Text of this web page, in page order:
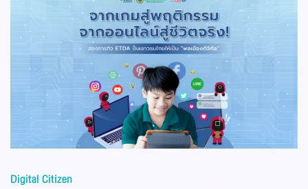
Digital Citizen